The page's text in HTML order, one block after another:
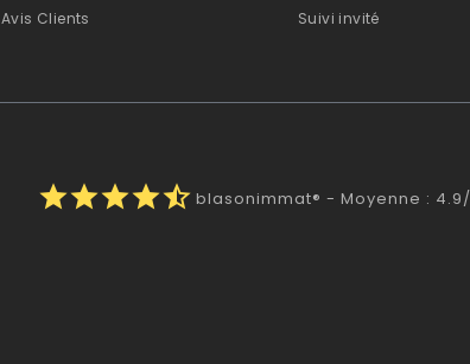
Avis Clients
Suivi invité
starstarstarstarstar_half blasonimmat® - Moyenne : 4.9/